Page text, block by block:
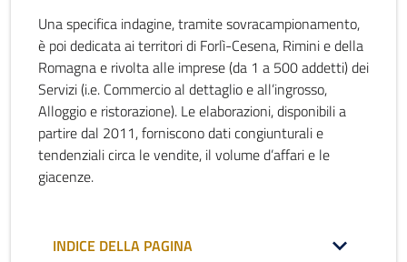
Una specifica indagine, tramite sovracampionamento,
è poi dedicata ai territori di Forlì-Cesena, Rimini e della
Romagna e rivolta alle imprese (da 1 a 500 addetti) dei
Servizi (i.e. Commercio al dettaglio e all’ingrosso,
Alloggio e ristorazione). Le elaborazioni, disponibili a
partire dal 2011, forniscono dati congiunturali e
tendenziali circa le vendite, il volume d’affari e le
giacenze.
INDICE DELLA PAGINA